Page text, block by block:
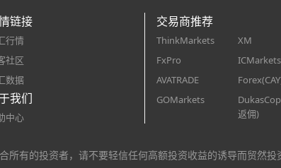
链接
行情
社区
数据
我们
中心
交易商推荐
ThinkMarkets XM
FxPro
ICMarkets
AVATRADE
GOMarkets
返佣)
所有的投资者，请不要轻信任何高额投资收益的诱导而贸然